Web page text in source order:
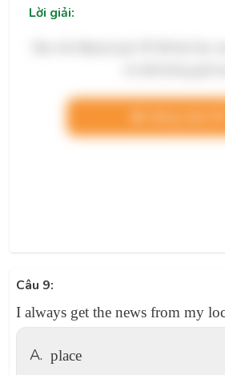
Lời giải:
Câu 9:
I always get the news from my
A. place